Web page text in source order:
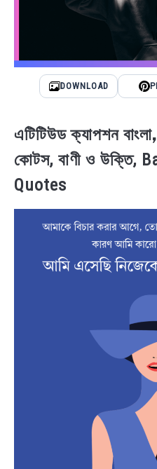
DOWNLOAD
এটিটিউড ক্যাপশন বাংলা,
কোটস, বাণী ও উক্তি,
Quotes